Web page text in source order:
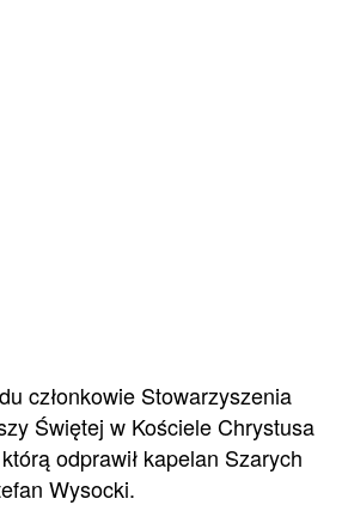
członkowie Stowarzyszenia
Świętej w Kościele Chrystusa
odprawił kapelan Szarych
Wysocki.